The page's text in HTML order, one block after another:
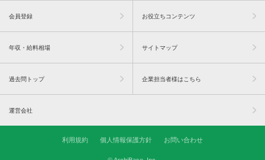
会員登録 お役立ちコンテンツ
年収・給料相場 サイトマップ
過去問トップ 企業担当者様はこちら
運営会社
利用規約 個人情報保護方針 お問い合わせ